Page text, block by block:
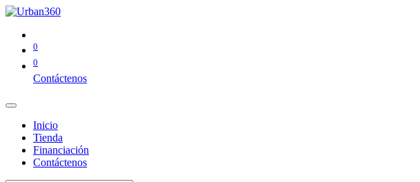
0
0
Contáctenos
Inicio
Tienda
Financiación
Contáctenos